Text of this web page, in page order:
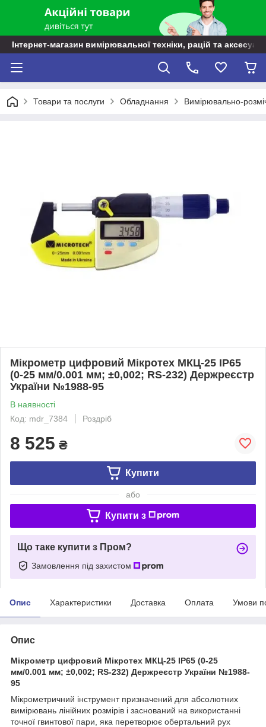
Інтернет-магазин вимірювальної техніки, рацій та
Товари та послуги Обладнання Вимірювально-
Мікрометр цифровий Мікротех МКЦ-25 IP65
(0-25 мм/0.001 мм; ±0,002; RS-232) Держреєстр
України №1988-95
В наявності
Код: mdr_7384
Роздріб
8 525 ₴
Купити
або
Купити з
Що таке купити з Пром?
Замовлення під захистом
Опис Характеристики Доставка Оплата Умови
Опис
Мікрометр цифровий Мікротех МКЦ-25 IP65 (0-25
мм/0.001 мм; ±0,002; RS-232) Держреєстр України №1988-
95
Мікрометричний інструмент призначений для абсолютних
вимірювань лінійних розмірів і заснований на використанні
точної гвинтової пари, яка перетворює обертальний рух